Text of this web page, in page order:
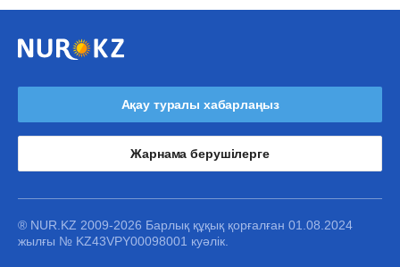
Ақау туралы хабарлаңыз
Жарнама берушілерге
® NUR.KZ 2009-2026 Барлық құқық қорғалған 01.08.2024
жылғы № KZ43VPY00098001 куәлік.